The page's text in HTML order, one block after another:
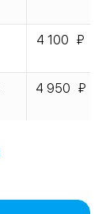
4 100
4 950